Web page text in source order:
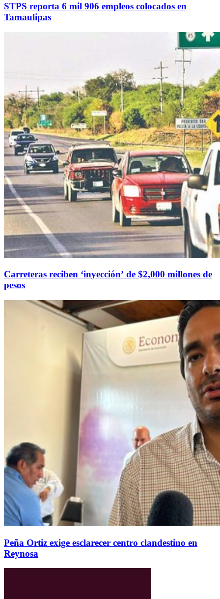
STPS reporta 6 mil 906 empleos colocados en
Tamaulipas
Carreteras reciben ‘inyección’ de $2,000 millones de
pesos
Peña Ortiz exige esclarecer centro clandestino en
Reynosa